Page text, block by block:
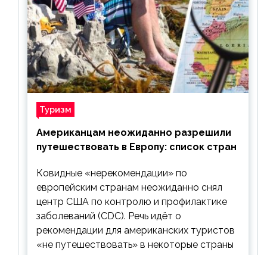
Туризм
Американцам неожиданно разрешили
путешествовать в Европу: список стран
Ковидные «нерекомендации» по
европейским странам неожиданно снял
центр США по контролю и профилактике
заболеваний (CDC). Речь идёт о
рекомендации для американских туристов
«не путешествовать» в некоторые страны